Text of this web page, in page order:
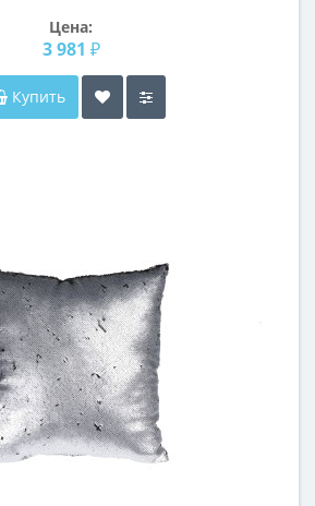
Цена:
3 981 ₽
Купить